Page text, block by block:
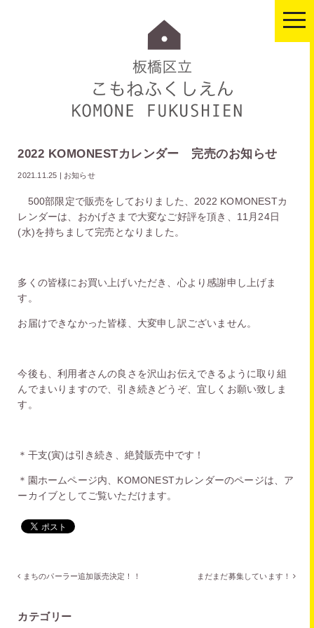
2022 KOMONESTカレンダー 完売のお知らせ
2021.11.25 お知らせ
500部限定で販売をしておりました、2022 KOMONESTカ
レンダーは、おかげさまで大変なご好評を頂き、11月24日
(水)を持ちまして完売となりました。
多くの皆様にお買い上げいただき、心より感謝申し上げま
す。
お届けできなかった皆様、大変申し訳ございません。
今後も、利用者さんの良さを沢山お伝えできるように取り組
んでまいりますので、引き続きどうぞ、宜しくお願い致しま
す。
＊干支(寅)は引き続き、絶賛販売中です！
＊園ホームページ内、KOMONESTカレンダーのページは、ア
ーカイブとしてご覧いただけます。
まちのパーラー追加販売決定！！ まだまだ募集しています！
カテゴリー